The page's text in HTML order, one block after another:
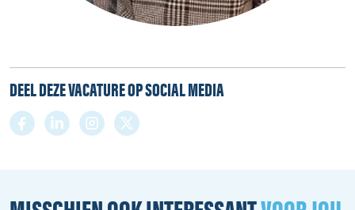
DEEL DEZE VACATURE OP SOCIAL MEDIA